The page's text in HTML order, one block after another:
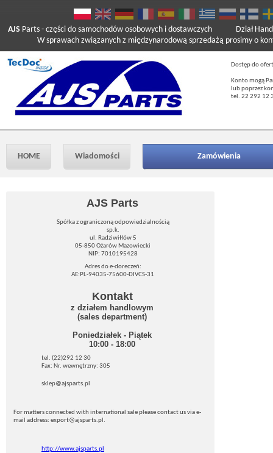
AJS Parts - części do samochodów osobowych i dostawczych
W sprawach związanych z międzynarodową sprzedażą prosimy o
Dział
Dostęp do
Konto mogą
lub poprzez
tel. 22 292 12
HOME Wiadomości Zamówienia
AJS Parts
Spółka z ograniczoną odpowiedzialnością
sp.k.
ul. Radziwiłłów 5
05-850 Ożarów Mazowiecki
NIP: 7010195428
Adres do e-doreczeń:
AE:PL-94035-75600-DIVCS-31
Kontakt
z działem handlowym
(sales department)
Poniedziałek - Piątek
10:00 - 18:00
tel. (22)292 12 30
Fax: Nr. wewnętrzny: 305
sklep@ajsparts.pl
For matters connected with international sale please contact us via e-
mail address: export@ajsparts.pl.
http://www.ajsparts.pl